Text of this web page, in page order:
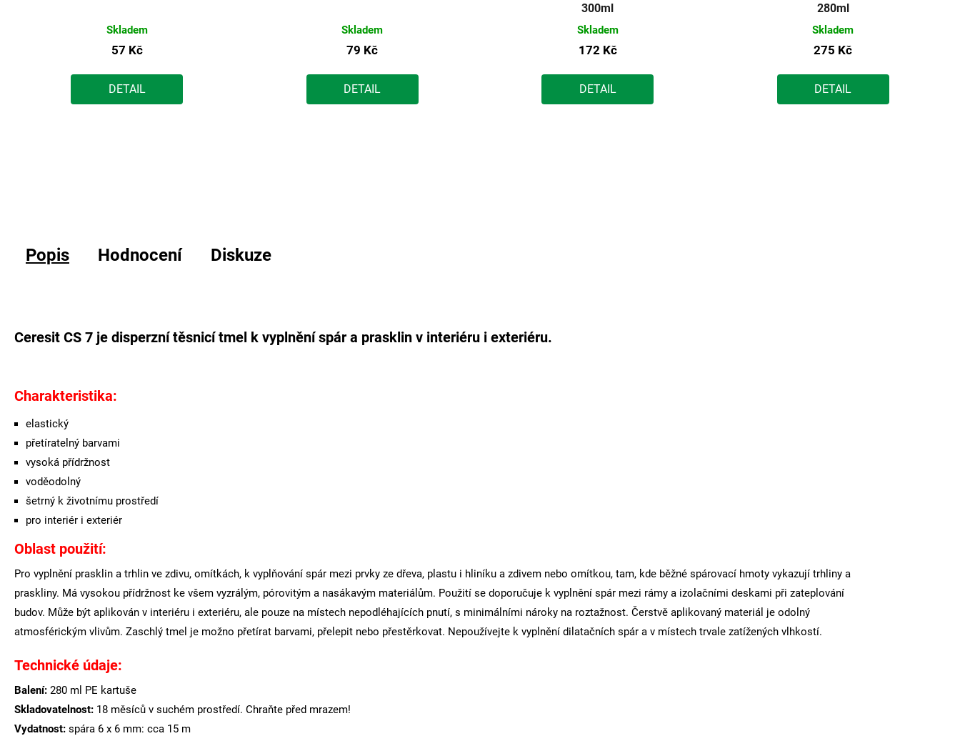
Skladem
57 Kč
DETAIL
Skladem
79 Kč
DETAIL
300ml
Skladem
172 Kč
DETAIL
280ml
Skladem
275 Kč
DETAIL
Popis Hodnocení Diskuze
Ceresit CS 7 je disperzní těsnicí tmel k vyplnění spár a prasklin v interiéru i exteriéru.
Charakteristika:
elastický
přetíratelný barvami
vysoká přídržnost
voděodolný
šetrný k životnímu prostředí
pro interiér i exteriér
Oblast použití:
Pro vyplnění prasklin a trhlin ve zdivu, omítkách, k vyplňování spár mezi prvky ze dřeva, plastu i hliníku a zdivem nebo omítkou, tam, kde běžné spárovací hmoty vykazují trhliny a
praskliny. Má vysokou přídržnost ke všem vyzrálým, pórovitým a nasákavým materiálům. Použití se doporučuje k vyplnění spár mezi rámy a izolačními deskami při zateplování
budov. Může být aplikován v interiéru i exteriéru, ale pouze na místech nepodléhajících pnutí, s minimálními nároky na roztažnost. Čerstvě aplikovaný materiál je odolný
atmosférickým vlivům. Zaschlý tmel je možno přetírat barvami, přelepit nebo přestěrkovat. Nepoužívejte k vyplnění dilatačních spár a v místech trvale zatížených vlhkostí.
Technické údaje:
Balení: 280 ml PE kartuše
Skladovatelnost: 18 měsíců v suchém prostředí. Chraňte před mrazem!
Vydatnost: spára 6 x 6 mm: cca 15 m